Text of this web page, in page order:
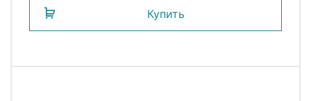
Купить